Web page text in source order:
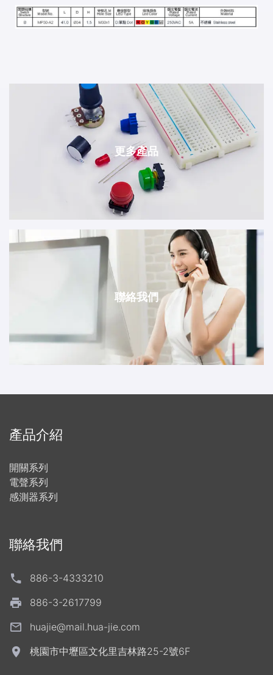
更多產品
聯絡我們
產品介紹
開關系列
電聲系列
感測器系列
聯絡我們
886-3-4333210
886-3-2617799
huajie@mail.hua-jie.com
桃園市中壢區文化里吉林路25-2號6F